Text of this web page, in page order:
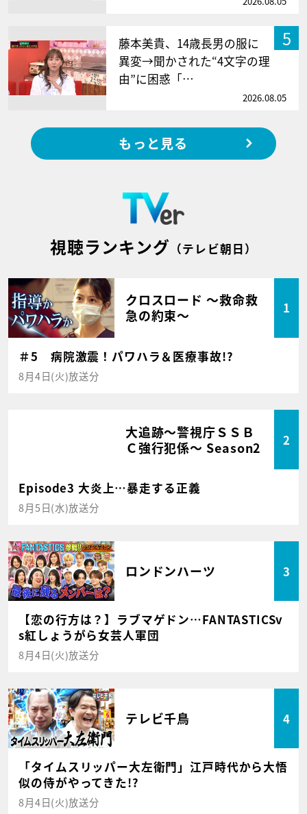
5
藤本美貴、14歳長男の服に
異変→聞かされた“4文字の理
由”に困惑「…
2026.08.05
もっと見る
視聴ランキング （テレビ朝日）
クロスロード ～救命救
急の約束～
1
＃5 病院激震！パワハラ＆医療事故!?
8月4日(火)放送分
大追跡～警視庁ＳＳＢ
Ｃ強行犯係～ Season2
2
Episode3 大炎上…暴走する正義
8月5日(水)放送分
ロンドンハーツ 3
【恋の行方は？】ラブマゲドン…FANTASTICSv
s紅しょうがら女芸人軍団
8月4日(火)放送分
テレビ千鳥 4
「タイムスリッパー大左衛門」江戸時代から大悟
似の侍がやってきた!?
8月4日(火)放送分